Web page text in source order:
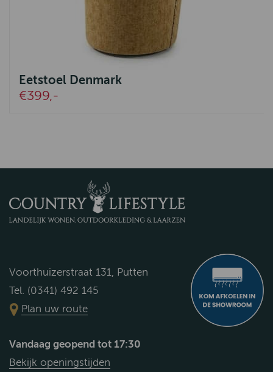
Eetstoel Denmark
€399,-
Voorthuizerstraat 131, Putten
Tel. (0341) 492 145
Plan uw route
Vandaag geopend tot 17:30
Bekijk openingstijden